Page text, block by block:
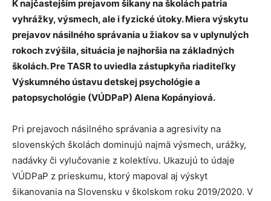
K najčastejším prejavom šikany na školách patria
vyhrážky, výsmech, ale i fyzické útoky. Miera výskytu
prejavov násilného správania u žiakov sa v uplynulých
rokoch zvýšila, situácia je najhoršia na základných
školách. Pre TASR to uviedla zástupkyňa riaditeľky
Výskumného ústavu detskej psychológie a
patopsychológie (VÚDPaP) Alena Kopányiová.
Pri prejavoch násilného správania a agresivity na
slovenských školách dominujú najmä výsmech, urážky,
nadávky či vylučovanie z kolektívu. Ukazujú to údaje
VÚDPaP z prieskumu, ktorý mapoval aj výskyt
šikanovania na Slovensku v školskom roku 2019/2020. V